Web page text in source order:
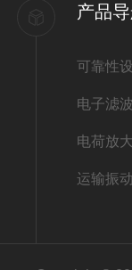
产品
可靠性
电子滤
电荷放
运输振